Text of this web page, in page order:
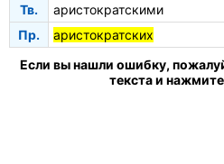
Тв.
аристократскими
Пр.
аристократских
Если вы нашли ошибку,
текста и